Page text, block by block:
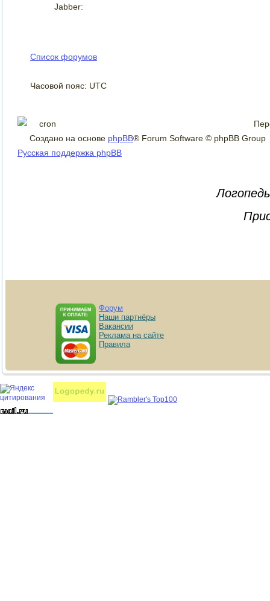
Jabber:
Список форумов
Часовой пояс: UTC
Создано на основе phpBB® Forum Software © phpBB Group
Русская поддержка phpBB
Форум
Наши партнёры
Вакансии
Реклама на сайте
Правила